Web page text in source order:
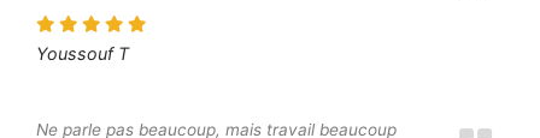
Youssouf T
Ne parle pas beaucoup, mais travail beaucoup